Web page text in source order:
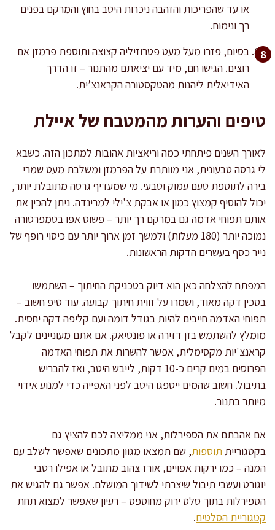
או עד שהפריכות והזהבה ניכרות היטב בחוץ והמרקם בפנים
רך ונימוח.
בסיום, פזרו מעל מעט פטרוזיליה קצוצה ותוספת פרמזן אם
רוצים. הגישו חם, מיד עם יציאתם מהתנור – זו הדרך
האידיאלית ליהנות מהטקסטורה הקראנצ’ית.
טיפים והערות מהמטבח של איילת
לאורך השנים פיתחתי כמה וריאציות אהובות למתכון הזה. כשבא
לי גרסה טבעונית, אני מוותרת על הפרמזן ומשלבת מעט שמרי
בירה לתוספת טעם עמוק וטבעי. מי שמעדיף גרסה מתובלת יותר,
יכול להוסיף קמצוץ כמון או אבקת צ'ילי למרינדה. ניתן להכין את
אותם תפוחי אדמה גם במרקם רך יותר – פשוט אפו בטמפרטורה
נמוכה יותר (180 מעלות) ולמשך זמן ארוך יותר עם כיסוי רופף של
נייר כסף בעשרים הדקות הראשונות.
המפתח להצלחה כאן הוא דיוק בטכניקת החיתוך – השתמשו
בסכין דקה מאוד, ושמרו על זווית חיתוך קבועה. עוד טיפ חשוב –
תפוחי האדמה חייבים להיות בגודל דומה ועם קליפה דקה יחסית.
מומלץ להשתמש בזן דזירה או פונטיאק. אם אתם מעוניינים לקבל
קראנצ'יות מקסימלית, אפשר להשרות את תפוחי האדמה
הפרוסים במים קרים כ-10 דקות, לייבש היטב, ואז להבריש
בתיבול. חשוב שהמים ייספגו היטב לפני האפייה כדי למנוע אידוי
מיותר בתנור.
אם אהבתם את הספירלות, אני ממליצה לכם להציץ גם
בקטגוריית תוספות, שם תמצאו מגוון מתכונים שאפשר לשלב עם
המנה – כמו ירקות אפויים, אורז צהוב מתובל או אפילו רטבי
יוגורט ועשבי תיבול שיצרתי לשידוך המושלם. אפשר גם להגיש את
הספירלות בתוך סלט ירוק מחוספס – רעיון שאפשר למצוא תחת
קטגוריית הסלטים.